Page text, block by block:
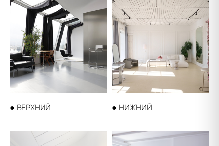
● ВЕРХНИЙ ● НИЖНИЙ